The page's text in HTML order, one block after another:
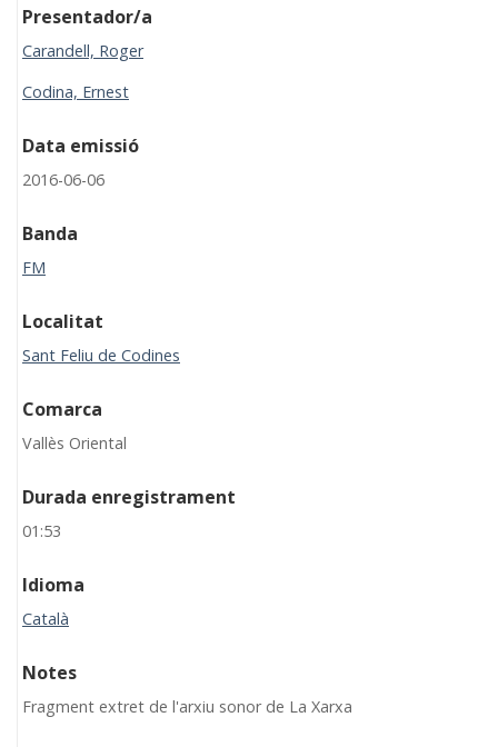
Presentador/a
Carandell, Roger
Codina, Ernest
Data emissió
2016-06-06
Banda
FM
Localitat
Sant Feliu de Codines
Comarca
Vallès Oriental
Durada enregistrament
01:53
Idioma
Català
Notes
Fragment extret de l'arxiu sonor de La Xarxa